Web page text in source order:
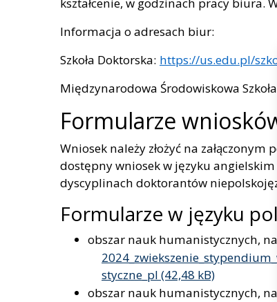
kształcenie, w godzinach pracy biura.
Informacja o adresach biur:
Szkoła Doktorska: https://us.edu.pl/
Międzynarodowa Środowiskowa
Formularze
Wniosek należy złożyć na
dostępny wniosek w języku
dyscyplinach doktorantów
Formularze w języku
obszar nauk humanistycznych,
styczne_pl
obszar nauk humanistycznych,